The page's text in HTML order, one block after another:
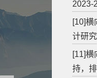
2023-
[10]横
计研
[11]横
持，